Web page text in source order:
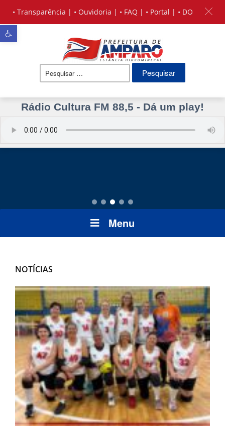
Barra de Ferramentas Aberta
Pesquisar
Rádio Cultura FM 88,5 - Dá um play!
Menu
NOTÍCIAS
• Transparência | • Ouvidoria | • FAQ | • Portal | • DO